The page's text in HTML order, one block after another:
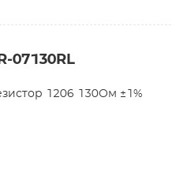
07130RL
1206 130Ом ±1%